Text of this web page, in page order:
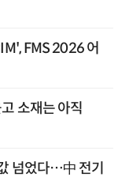
FMS 2026 어
소재는 아직
넘었다…中 전기